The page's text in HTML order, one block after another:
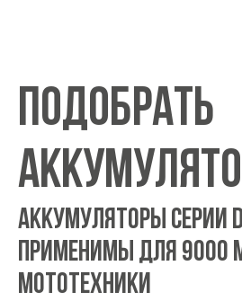
ПОДОБРАТЬ
АККУМУЛЯТОРЫ СЕРИИ
ПРИМЕНИМЫ ДЛЯ 9000
МОТОТЕХНИКИ